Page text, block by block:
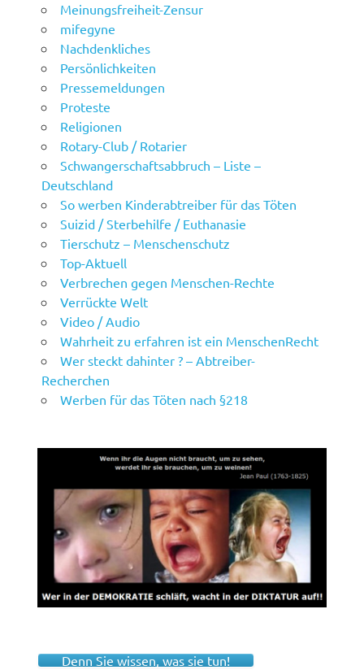
Meinungsfreiheit-Zensur
mifegyne
Nachdenkliches
Persönlichkeiten
Pressemeldungen
Proteste
Religionen
Rotary-Club / Rotarier
Schwangerschaftsabbruch – Liste –
Deutschland
So werben Kinderabtreiber für das Töten
Suizid / Sterbehilfe / Euthanasie
Tierschutz – Menschenschutz
Top-Aktuell
Verbrechen gegen Menschen-Rechte
Verrückte Welt
Video / Audio
Wahrheit zu erfahren ist ein MenschenRecht
Wer steckt dahinter ? – Abtreiber-
Recherchen
Werben für das Töten nach §218
Denn Sie wissen, was sie tun!